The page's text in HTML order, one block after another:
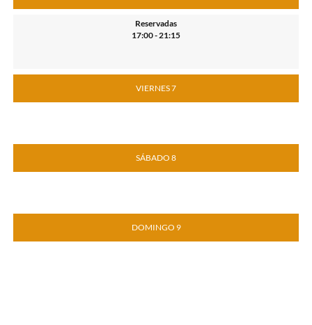
Reservadas
17:00 - 21:15
VIERNES 7
SÁBADO 8
DOMINGO 9